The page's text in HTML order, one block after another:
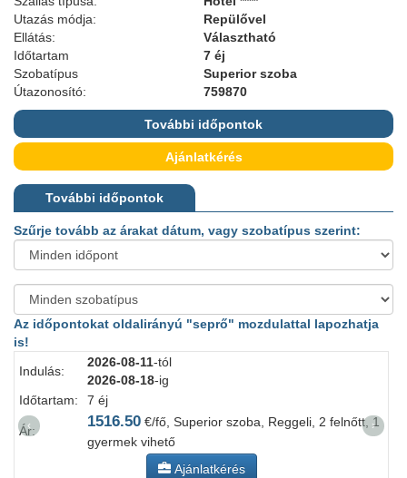
Utazás módja:
Repülővel
Ellátás:
Választható
Időtartam
7 éj
Szobatípus
Superior szoba
Útazonosító:
759870
További időpontok
Ajánlatkérés
További időpontok
Szűrje tovább az árakat dátum, vagy szobatípus szerint:
Az időpontokat oldalirányú "seprő" mozdulattal lapozhatja
is!
Indulás:
2026-08-11-tól
2026-08-18-ig
Időtartam:
7 éj
Ár:
1516.50 €/fő, Superior szoba, Reggeli, 2 felnőtt, 1
gyermek vihető
Ajánlatkérés
‹ ›